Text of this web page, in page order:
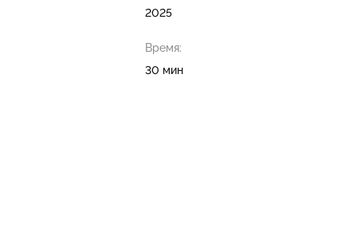
2025
Время:
30 мин